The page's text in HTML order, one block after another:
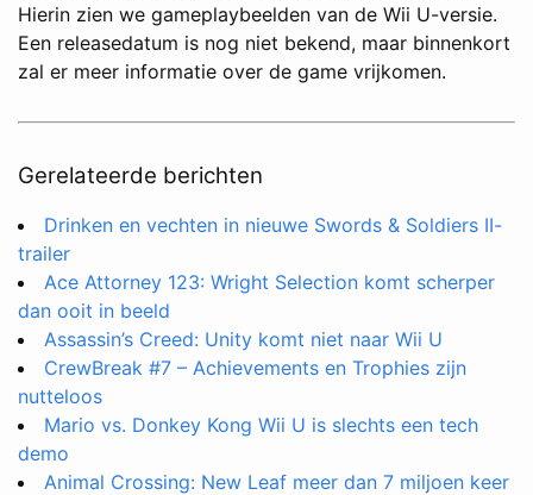
Hierin zien we gameplaybeelden van de Wii U-versie.
Een releasedatum is nog niet bekend, maar binnenkort
zal er meer informatie over de game vrijkomen.
Gerelateerde berichten
Drinken en vechten in nieuwe Swords & Soldiers II-
trailer
Ace Attorney 123: Wright Selection komt scherper
dan ooit in beeld
Assassin’s Creed: Unity komt niet naar Wii U
CrewBreak #7 – Achievements en Trophies zijn
nutteloos
Mario vs. Donkey Kong Wii U is slechts een tech
demo
Animal Crossing: New Leaf meer dan 7 miljoen keer